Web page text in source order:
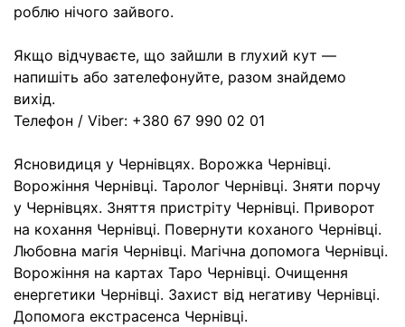
роблю нічого зайвого.
Якщо відчуваєте, що зайшли в глухий кут —
напишіть або зателефонуйте, разом знайдемо
вихід.
Телефон / Viber: +380 67 990 02 01
Ясновидиця у Чернівцях. Ворожка Чернівці.
Ворожіння Чернівці. Таролог Чернівці. Зняти порчу
у Чернівцях. Зняття пристріту Чернівці. Приворот
на кохання Чернівці. Повернути коханого Чернівці.
Любовна магія Чернівці. Магічна допомога Чернівці.
Ворожіння на картах Таро Чернівці. Очищення
енергетики Чернівці. Захист від негативу Чернівці.
Допомога екстрасенса Чернівці.